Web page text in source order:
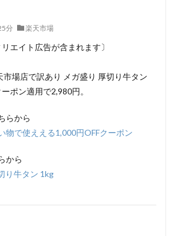
分 楽天市場
エイト広告が含まれます〕
場店で訳あり メガ盛り 厚切り牛タン
ポン適用で2,980円。
らから
物で使ええる1,000円OFFクーポン
から
り牛タン 1kg